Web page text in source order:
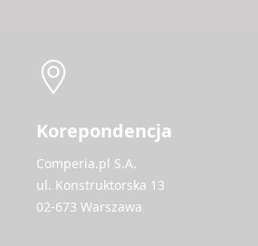
Korepondencja
Comperia.pl S.A.
ul. Konstruktorska 13
02-673 Warszawa